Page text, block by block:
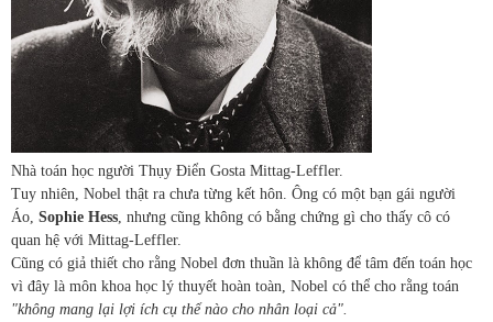
Nhà toán học người Thụy Điển Gosta Mittag-Leffler.
Tuy nhiên, Nobel thật ra chưa từng kết hôn. Ông có một bạn gái người
Áo, Sophie Hess , nhưng cũng không có bằng chứng gì cho thấy cô có
quan hệ với Mittag-Leffler.
Cũng có giả thiết cho rằng Nobel đơn thuần là không để tâm đến toán học
vì đây là môn khoa học lý thuyết hoàn toàn, Nobel có thể cho rằng toán
"không mang lại lợi ích cụ thể nào cho nhân loại cả".